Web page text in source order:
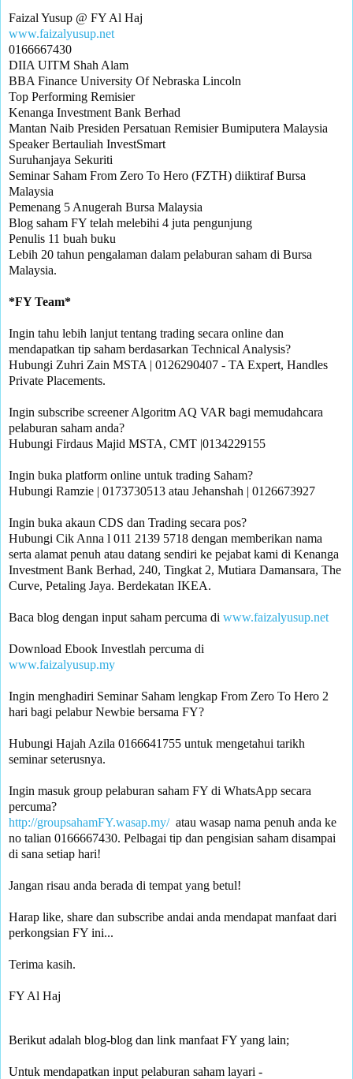
www.faizalyusup.net
0166667430
DIIA UITM Shah Alam
BBA Finance University Of Nebraska Lincoln
Top Performing Remisier
Kenanga Investment Bank Berhad
Mantan Naib Presiden Persatuan Remisier Bumiputera Malaysia
Speaker Bertauliah InvestSmart
Suruhanjaya Sekuriti
Seminar Saham From Zero To Hero (FZTH) diiktiraf Bursa
Malaysia
Pemenang 5 Anugerah Bursa Malaysia
Blog saham FY telah melebihi 4 juta pengunjung
Penulis 11 buah buku
Lebih 20 tahun pengalaman dalam pelaburan saham di Bursa
Malaysia.
Ingin tahu lebih lanjut tentang trading secara online dan
mendapatkan tip saham berdasarkan Technical Analysis?
Hubungi Zuhri Zain MSTA | 0126290407 - TA Expert, Handles
Private Placements.
Ingin subscribe screener Algoritm AQ VAR bagi memudahcara
pelaburan saham anda?
Hubungi Firdaus Majid MSTA, CMT |0134229155
Ingin buka platform online untuk trading Saham?
Hubungi Ramzie | 0173730513 atau Jehanshah | 0126673927
Ingin buka akaun CDS dan Trading secara pos?
Hubungi Cik Anna l 011 2139 5718 dengan memberikan nama
serta alamat penuh atau datang sendiri ke pejabat kami di Kenanga
Investment Bank Berhad, 240, Tingkat 2, Mutiara Damansara, The
Curve, Petaling Jaya. Berdekatan IKEA.
Baca blog dengan input saham percuma di www.faizalyusup.net
www.faizalyusup.my
Ingin menghadiri Seminar Saham lengkap From Zero To Hero 2
Hubungi Hajah Azila 0166641755 untuk mengetahui tarikh
seminar seterusnya.
Ingin masuk group pelaburan saham FY di WhatsApp secara
percuma?
http://groupsahamFY.wasap.my/
  atau wasap nama penuh anda ke
no talian 0166667430. Pelbagai tip dan pengisian saham disampai
di sana setiap hari!
Jangan risau anda berada di tempat yang betul!
Harap like, share dan subscribe andai anda mendapat manfaat dari
perkongsian FY ini...
Terima kasih.
FY Al Haj
Berikut adalah blog-blog dan link manfaat FY yang lain;
Untuk mendapatkan input pelaburan saham layari -